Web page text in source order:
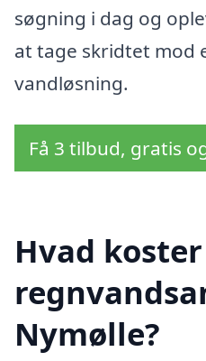
søgning i dag og
at tage skridtet mod
vandløsning.
Få 3 tilbud, gratis
Hvad koster
Nymølle?